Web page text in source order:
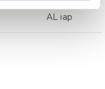
AL iap